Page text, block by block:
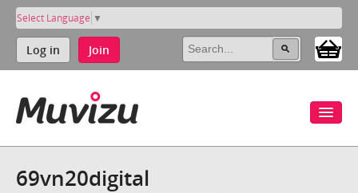
Select Language ▼
Log in Join
69vn20digital